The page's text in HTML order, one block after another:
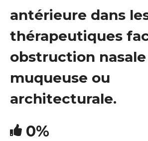
antérieure dans
thérapeutiques
obstruction nasale
muqueuse ou
architecturale.
0%